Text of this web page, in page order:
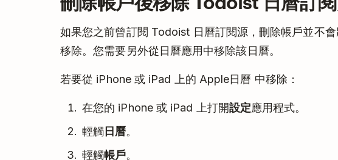
如果您之前曾訂閱 Todoist 日曆訂閱源，刪除帳戶並不
移除。您需要另外從日曆應用中移除該日曆。
若要從 iPhone 或 iPad 上的 Apple日曆 中移除：
在您的 iPhone 或 iPad 上打開設定應用程式。
輕觸日曆。
輕觸帳戶。